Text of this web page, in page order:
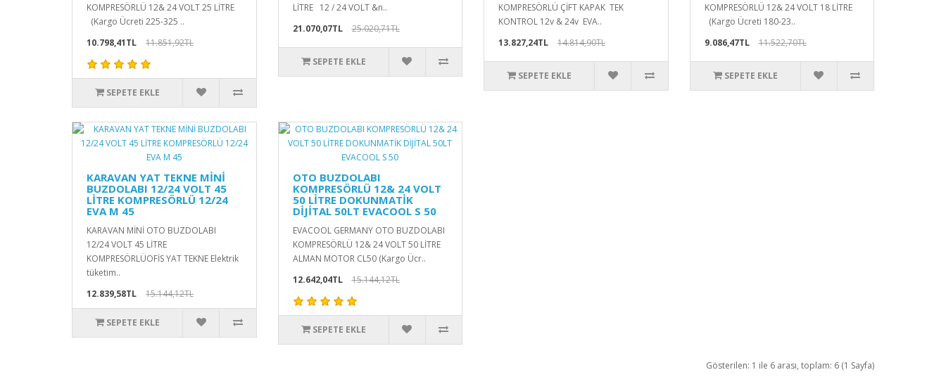
KOMPRESÖRLÜ 12& 24 VOLT 25 LİTRE
(Kargo Ücreti 225-325 ..
10.798,41TL
11.851,92TL
SEPETE EKLE
LİTRE 12 / 24 VOLT &n..
21.070,07TL
25.020,71TL
SEPETE EKLE
KOMPRESÖRLÜ ÇİFT KAPAK TEK
KONTROL 12v & 24v EVA..
13.827,24TL
14.814,90TL
SEPETE EKLE
KOMPRESÖRLÜ 12& 24 VOLT 18 LİTRE
(Kargo Ücreti 180-23..
9.086,47TL
11.522,70TL
SEPETE EKLE
KARAVAN YAT TEKNE MİNİ
BUZDOLABI 12/24 VOLT 45
LİTRE KOMPRESÖRLÜ 12/24
EVA M 45
KARAVAN MİNİ OTO BUZDOLABI
12/24 VOLT 45 LİTRE
KOMPRESÖRLÜOFİS YAT TEKNE Elektrik
tüketim..
12.839,58TL
15.144,12TL
SEPETE EKLE
OTO BUZDOLABI
KOMPRESÖRLÜ 12& 24 VOLT
50 LİTRE DOKUNMATİK
DİJİTAL 50LT EVACOOL S 50
EVACOOL GERMANY OTO BUZDOLABI
KOMPRESÖRLÜ 12& 24 VOLT 50 LİTRE
ALMAN MOTOR CL50 (Kargo Ücr..
12.642,04TL
15.144,12TL
SEPETE EKLE
Gösterilen: 1 ile 6 arası, toplam: 6 (1 Sayfa)